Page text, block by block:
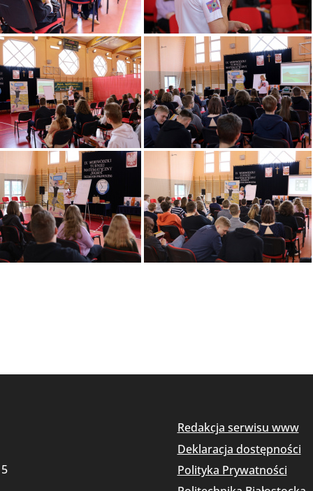
Redakcja serwisu www
Deklaracja dostępności
Polityka Prywatności